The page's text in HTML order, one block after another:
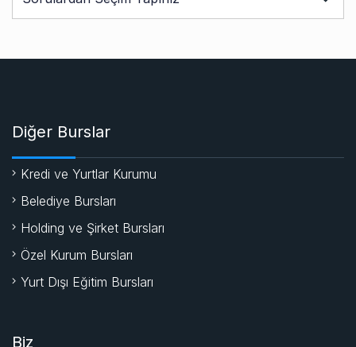
Diğer Burslar
Kredi ve Yurtlar Kurumu
Belediye Bursları
Holding ve Şirket Bursları
Özel Kurum Bursları
Yurt Dışı Eğitim Bursları
Biz